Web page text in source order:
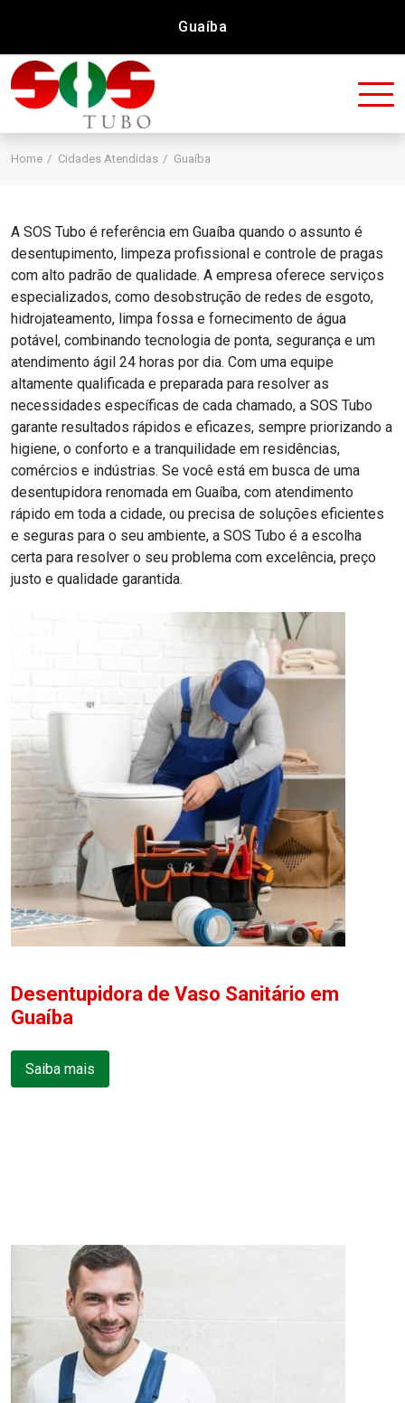
Guaíba
Home Cidades Atendidas Guaíba
A SOS Tubo é referência em Guaíba quando o assunto é
desentupimento, limpeza profissional e controle de pragas
com alto padrão de qualidade. A empresa oferece serviços
especializados, como desobstrução de redes de esgoto,
hidrojateamento, limpa fossa e fornecimento de água
potável, combinando tecnologia de ponta, segurança e um
atendimento ágil 24 horas por dia. Com uma equipe
altamente qualificada e preparada para resolver as
necessidades específicas de cada chamado, a SOS Tubo
garante resultados rápidos e eficazes, sempre priorizando a
higiene, o conforto e a tranquilidade em residências,
comércios e indústrias. Se você está em busca de uma
desentupidora renomada em Guaíba, com atendimento
rápido em toda a cidade, ou precisa de soluções eficientes
e seguras para o seu ambiente, a SOS Tubo é a escolha
certa para resolver o seu problema com excelência, preço
justo e qualidade garantida.
Desentupidora de Vaso Sanitário em
Guaíba
Saiba mais